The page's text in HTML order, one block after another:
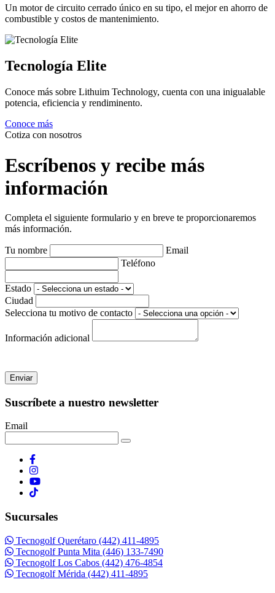
Un motor de circuito cerrado único en su tipo, el mejor en ahorro de
combustible y costos de mantenimiento.
Tecnología Elite
Conoce más sobre Lithuim Technology, cuenta con una inigualable
potencia, eficiencia y rendiminento.
Conoce más
Cotiza con nosotros
Escríbenos y recibe más
información
Completa el siguiente formulario y en breve te proporcionaremos
más información.
Tu nombre
Email
Teléfono
Estado
Ciudad
Selecciona tu motivo de contacto
Información adicional
Enviar
Suscríbete a nuestro newsletter
Email
Sucursales
Tecnogolf Querétaro (442) 411-4895
Tecnogolf Punta Mita (446) 133-7490
Tecnogolf Los Cabos (442) 476-4854
Tecnogolf Mérida (442) 411-4895